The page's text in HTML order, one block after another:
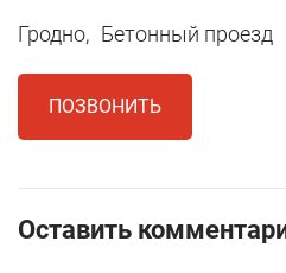
Гродно, Бетонный проезд
ПОЗВОНИТЬ
Оставить